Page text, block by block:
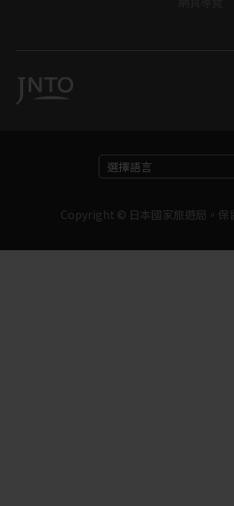
Copyright © 日本國家旅遊局。保